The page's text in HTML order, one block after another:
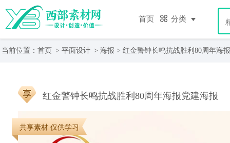
首页 分类
当前位置： 首页 > 平面设计 > 海报 > 红金警钟长鸣抗战胜利80周年海
红金警钟长鸣抗战胜利80周年海报党建海报
共享素材 仅供学习